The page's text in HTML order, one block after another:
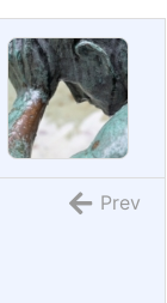
Prev